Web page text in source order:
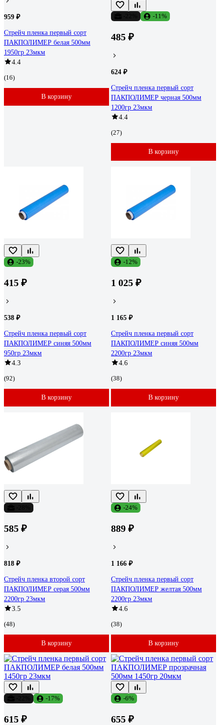
959 ₽
Стрейч пленка первый сорт
ПАКПОЛИМЕР белая 500мм
1950гр 23мкм
4.4
(16)
В корзину
-11%
485 ₽
624 ₽
Стрейч пленка первый сорт
ПАКПОЛИМЕР черная 500мм
1200гр 23мкм
4.4
(27)
В корзину
-23%
415 ₽
538 ₽
Стрейч пленка первый сорт
ПАКПОЛИМЕР синяя 500мм
950гр 23мкм
4.3
(92)
В корзину
-12%
1 025 ₽
1 165 ₽
Стрейч пленка первый сорт
ПАКПОЛИМЕР синяя 500мм
2200гр 23мкм
4.6
(38)
В корзину
585 ₽
818 ₽
Стрейч пленка второй сорт
ПАКПОЛИМЕР серая 500мм
2200гр 23мкм
3.5
(48)
В корзину
-24%
889 ₽
1 166 ₽
Стрейч пленка первый сорт
ПАКПОЛИМЕР желтая 500мм
2200гр 23мкм
4.6
(38)
В корзину
-17%
615 ₽
-6%
655 ₽